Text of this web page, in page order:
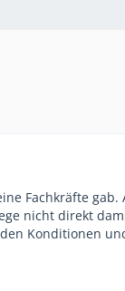
Fachkräfte
nicht direkt
Konditionen